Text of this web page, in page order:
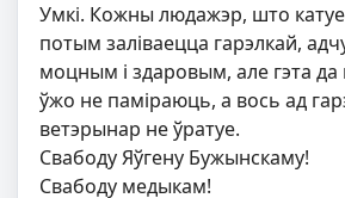
Умкі. Кожны людажэр, што катуе
потым заліваецца гарэлкай,
моцным і здаровым, але гэта да
ўжо не паміраюць, а вось ад
ветэрынар не ўратуе.
Свабоду Яўгену Бужынскаму!
Свабоду медыкам!